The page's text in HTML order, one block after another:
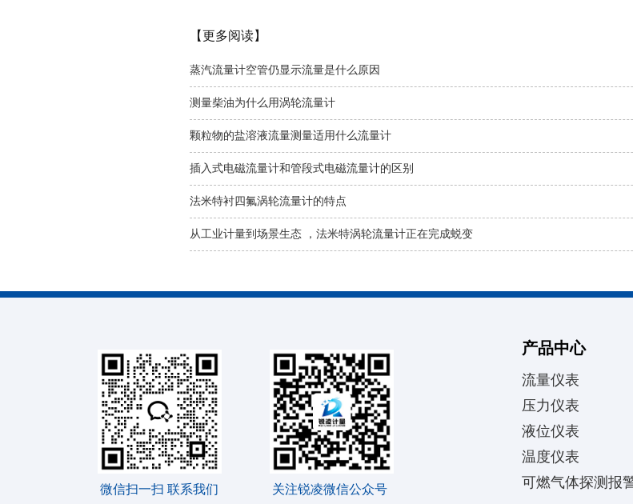
【更多阅读】
蒸汽流量计空管仍显示流量是什么原因
测量柴油为什么用涡轮流量计
颗粒物的盐溶液流量测量适用什么流量计
插入式电磁流量计和管段式电磁流量计的区别
法米特衬四氟涡轮流量计的特点
从工业计量到场景生态 ，法米特涡轮流量计正在完成蜕变
微信扫一扫 联系我们 关注锐凌微信公众号
产品中心
流量仪表
压力仪表
液位仪表
温度仪表
可燃气体探测报